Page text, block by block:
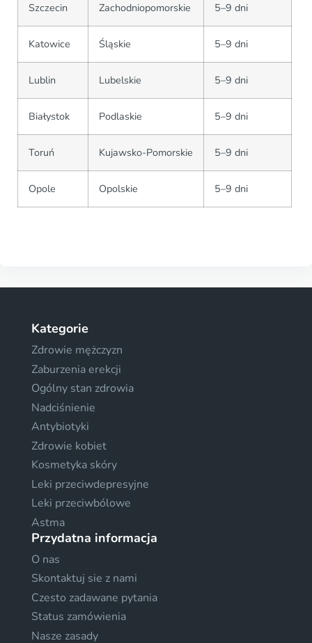
Szczecin Zachodniopomorskie 5–9 dni
Katowice Śląskie 5–9 dni
Lublin Lubelskie 5–9 dni
Białystok Podlaskie 5–9 dni
Toruń Kujawsko-Pomorskie 5–9 dni
Opole Opolskie 5–9 dni
Kategorie
Zdrowie mężczyzn
Zaburzenia erekcji
Ogólny stan zdrowia
Nadciśnienie
Antybiotyki
Zdrowie kobiet
Kosmetyka skóry
Leki przeciwdepresyjne
Leki przeciwbólowe
Astma
Przydatna informacja
O nas
Skontaktuj sie z nami
Czesto zadawane pytania
Status zamówienia
Nasze zasady